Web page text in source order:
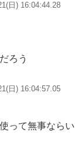
日) 16:04:44.28
ろう
日) 16:04:57.05
って無事ならい